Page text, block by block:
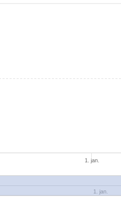
1. jan.
1. jan.